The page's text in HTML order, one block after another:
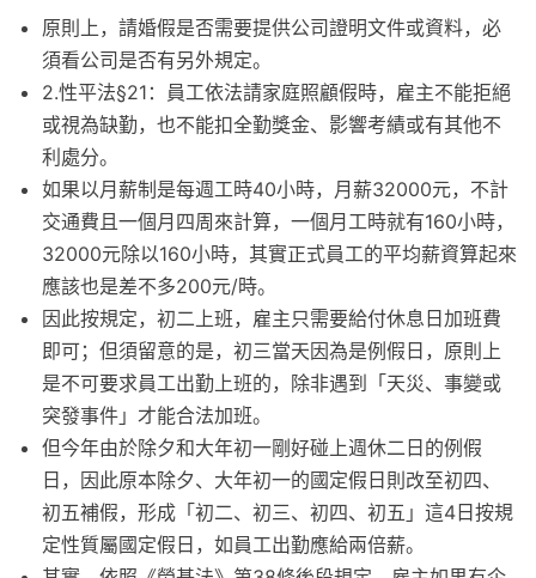
原則上，請婚假是否需要提供公司證明文件或資料，必
須看公司是否有另外規定。
2.性平法§21：員工依法請家庭照顧假時，雇主不能拒絕
或視為缺勤，也不能扣全勤獎金、影響考績或有其他不
利處分。
如果以月薪制是每週工時40小時，月薪32000元，不計
交通費且一個月四周來計算，一個月工時就有160小時，
32000元除以160小時，其實正式員工的平均薪資算起來
應該也是差不多200元/時。
因此按規定，初二上班，雇主只需要給付休息日加班費
即可；但須留意的是，初三當天因為是例假日，原則上
是不可要求員工出勤上班的，除非遇到「天災、事變或
突發事件」才能合法加班。
但今年由於除夕和大年初一剛好碰上週休二日的例假
日，因此原本除夕、大年初一的國定假日則改至初四、
初五補假，形成「初二、初三、初四、初五」這4日按規
定性質屬國定假日，如員工出勤應給兩倍薪。